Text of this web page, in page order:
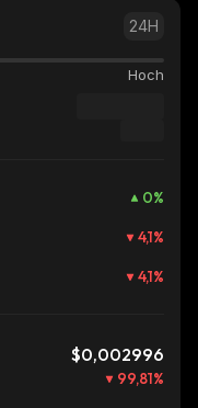
24H
Hoch
0%
4,1%
4,1%
$0,002996
99,81%